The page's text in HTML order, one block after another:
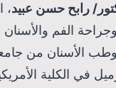
/ رابح حسن عبيد،
الفم
(١٩٩٢)، وطب الأسنان من
زميل في الكلية